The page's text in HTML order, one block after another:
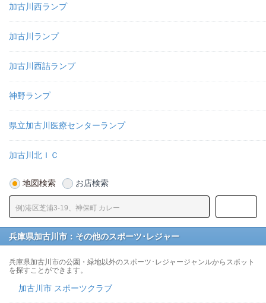
加古川西ランプ
加古川ランプ
加古川西詰ランプ
神野ランプ
県立加古川医療センターランプ
加古川北ＩＣ
地図検索 お店検索
兵庫県加古川市：その他のスポーツ･レジャー
兵庫県加古川市の公園・緑地以外のスポーツ･レジャージャンルからスポット
を探すことができます。
加古川市 スポーツクラブ